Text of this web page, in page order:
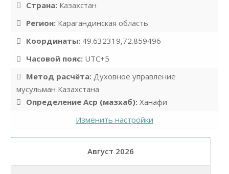
Страна: Казахстан
Регион: Карагандинская область
Координаты: 49.632319,72.859496
Часовой пояс: UTC+5
Метод расчёта: Духовное управление
мусульман Казахстана
Определение Аср (мазхаб): Ханафи
Изменить настройки
Август 2026